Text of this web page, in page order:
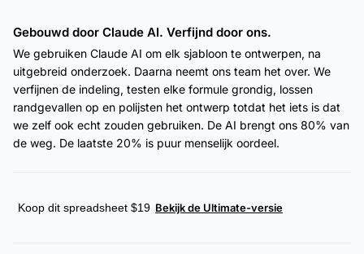
Gebouwd door Claude AI. Verfijnd door ons.
We gebruiken Claude AI om elk sjabloon te ontwerpen, na
uitgebreid onderzoek. Daarna neemt ons team het over. We
verfijnen de indeling, testen elke formule grondig, lossen
randgevallen op en polijsten het ontwerp totdat het iets is dat
we zelf ook echt zouden gebruiken. De AI brengt ons 80% van
de weg. De laatste 20% is puur menselijk oordeel.
Koop dit spreadsheet $19 Bekijk de Ultimate-versie